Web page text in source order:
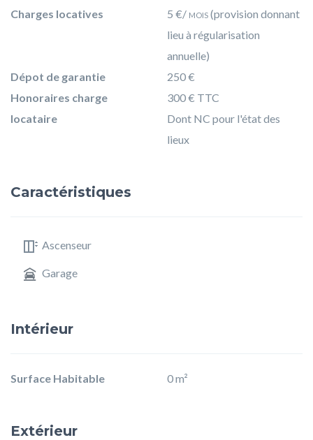
Charges locatives
5 €/ mois(provision donnant
lieu à régularisation
annuelle)
Dépot de garantie
250 €
Honoraires charge
locataire
300 € TTC
Dont NC pour l'état des
lieux
Caractéristiques
Ascenseur
Garage
Intérieur
Surface Habitable 0 m²
Extérieur